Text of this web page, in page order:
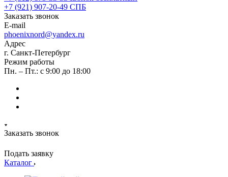
+7 (921) 907-20-49 СПБ
Заказать звонок
E-mail
phoenixnord@yandex.ru
Адрес
г. Санкт-Петербург
Режим работы
Пн. – Пт.: с 9:00 до 18:00
Заказать звонок
Подать заявку
Каталог